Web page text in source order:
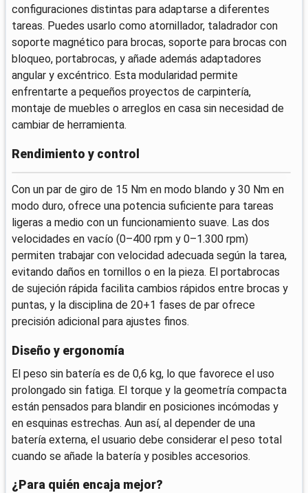
configuraciones distintas para adaptarse a diferentes
tareas. Puedes usarlo como atornillador, taladrador con
soporte magnético para brocas, soporte para brocas con
bloqueo, portabrocas, y añade además adaptadores
angular y excéntrico. Esta modularidad permite
enfrentarte a pequeños proyectos de carpintería,
montaje de muebles o arreglos en casa sin necesidad de
cambiar de herramienta.
Rendimiento y control
Con un par de giro de 15 Nm en modo blando y 30 Nm en
modo duro, ofrece una potencia suficiente para tareas
ligeras a medio con un funcionamiento suave. Las dos
velocidades en vacío (0–400 rpm y 0–1.300 rpm)
permiten trabajar con velocidad adecuada según la tarea,
evitando daños en tornillos o en la pieza. El portabrocas
de sujeción rápida facilita cambios rápidos entre brocas y
puntas, y la disciplina de 20+1 fases de par ofrece
precisión adicional para ajustes finos.
Diseño y ergonomía
El peso sin batería es de 0,6 kg, lo que favorece el uso
prolongado sin fatiga. El torque y la geometría compacta
están pensados para blandir en posiciones incómodas y
en esquinas estrechas. Aun así, al depender de una
batería externa, el usuario debe considerar el peso total
cuando se añade la batería y posibles accesorios.
¿Para quién encaja mejor?